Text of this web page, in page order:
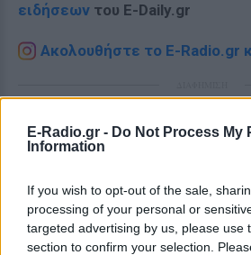
E-Radio.gr - Do Not Process My
Information
If you wish to opt-out of the sale,
processing of your personal or
targeted advertising by us, please use
section to confirm your selection.
ειδήσεων του E-Daily.gr
Ακολουθήστε το E-Radio.gr